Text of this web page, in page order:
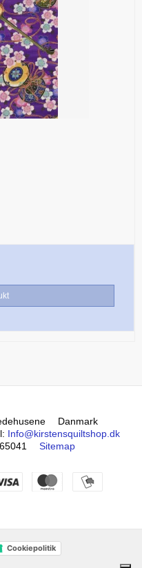
Danmark
: Info@kirstensquiltshop.dk
Sitemap
Cookiepolitik